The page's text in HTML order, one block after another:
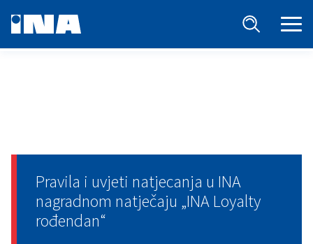
Pravila i uvjeti natjecanja u INA
nagradnom natječaju „INA Loyalty
rođendan“